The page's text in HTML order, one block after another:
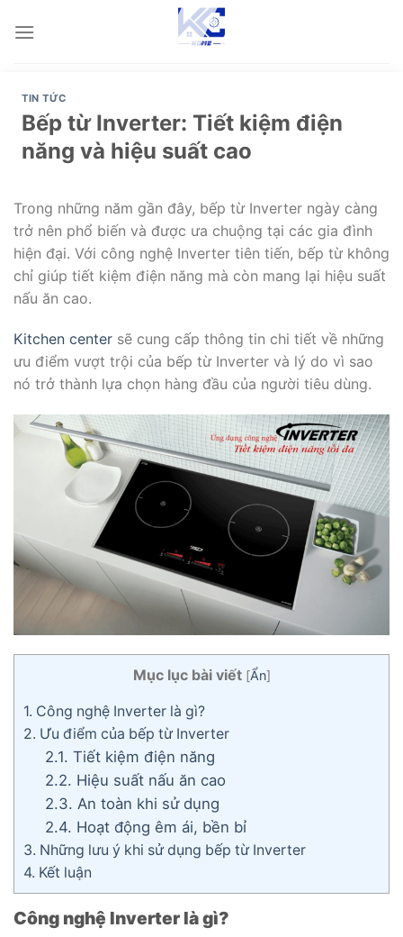
TIN TỨC
Bếp từ Inverter: Tiết kiệm điện
năng và hiệu suất cao
Trong những năm gần đây, bếp từ Inverter ngày càng
trở nên phổ biến và được ưa chuộng tại các gia đình
hiện đại. Với công nghệ Inverter tiên tiến, bếp từ không
chỉ giúp tiết kiệm điện năng mà còn mang lại hiệu suất
nấu ăn cao.
Kitchen center sẽ cung cấp thông tin chi tiết về những
ưu điểm vượt trội của bếp từ Inverter và lý do vì sao
nó trở thành lựa chọn hàng đầu của người tiêu dùng.
Mục lục bài viết [Ẩn]
1. Công nghệ Inverter là gì?
2. Ưu điểm của bếp từ Inverter
2.1. Tiết kiệm điện năng
2.2. Hiệu suất nấu ăn cao
2.3. An toàn khi sử dụng
2.4. Hoạt động êm ái, bền bỉ
3. Những lưu ý khi sử dụng bếp từ Inverter
4. Kết luận
Công nghệ Inverter là gì?